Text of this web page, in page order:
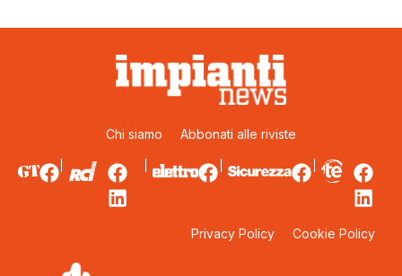
Chi siamo Abbonati alle riviste
Privacy Policy Cookie Policy